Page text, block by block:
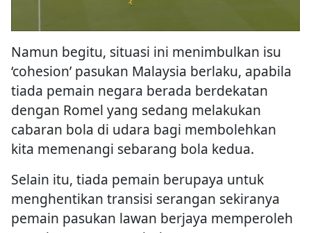
Namun begitu, situasi ini menimbulkan isu
‘cohesion’ pasukan Malaysia berlaku, apabila
tiada pemain negara berada berdekatan
dengan Romel yang sedang melakukan
cabaran bola di udara bagi membolehkan
kita memenangi sebarang bola kedua.
Selain itu, tiada pemain berupaya untuk
menghentikan transisi serangan sekiranya
pemain pasukan lawan berjaya memperoleh